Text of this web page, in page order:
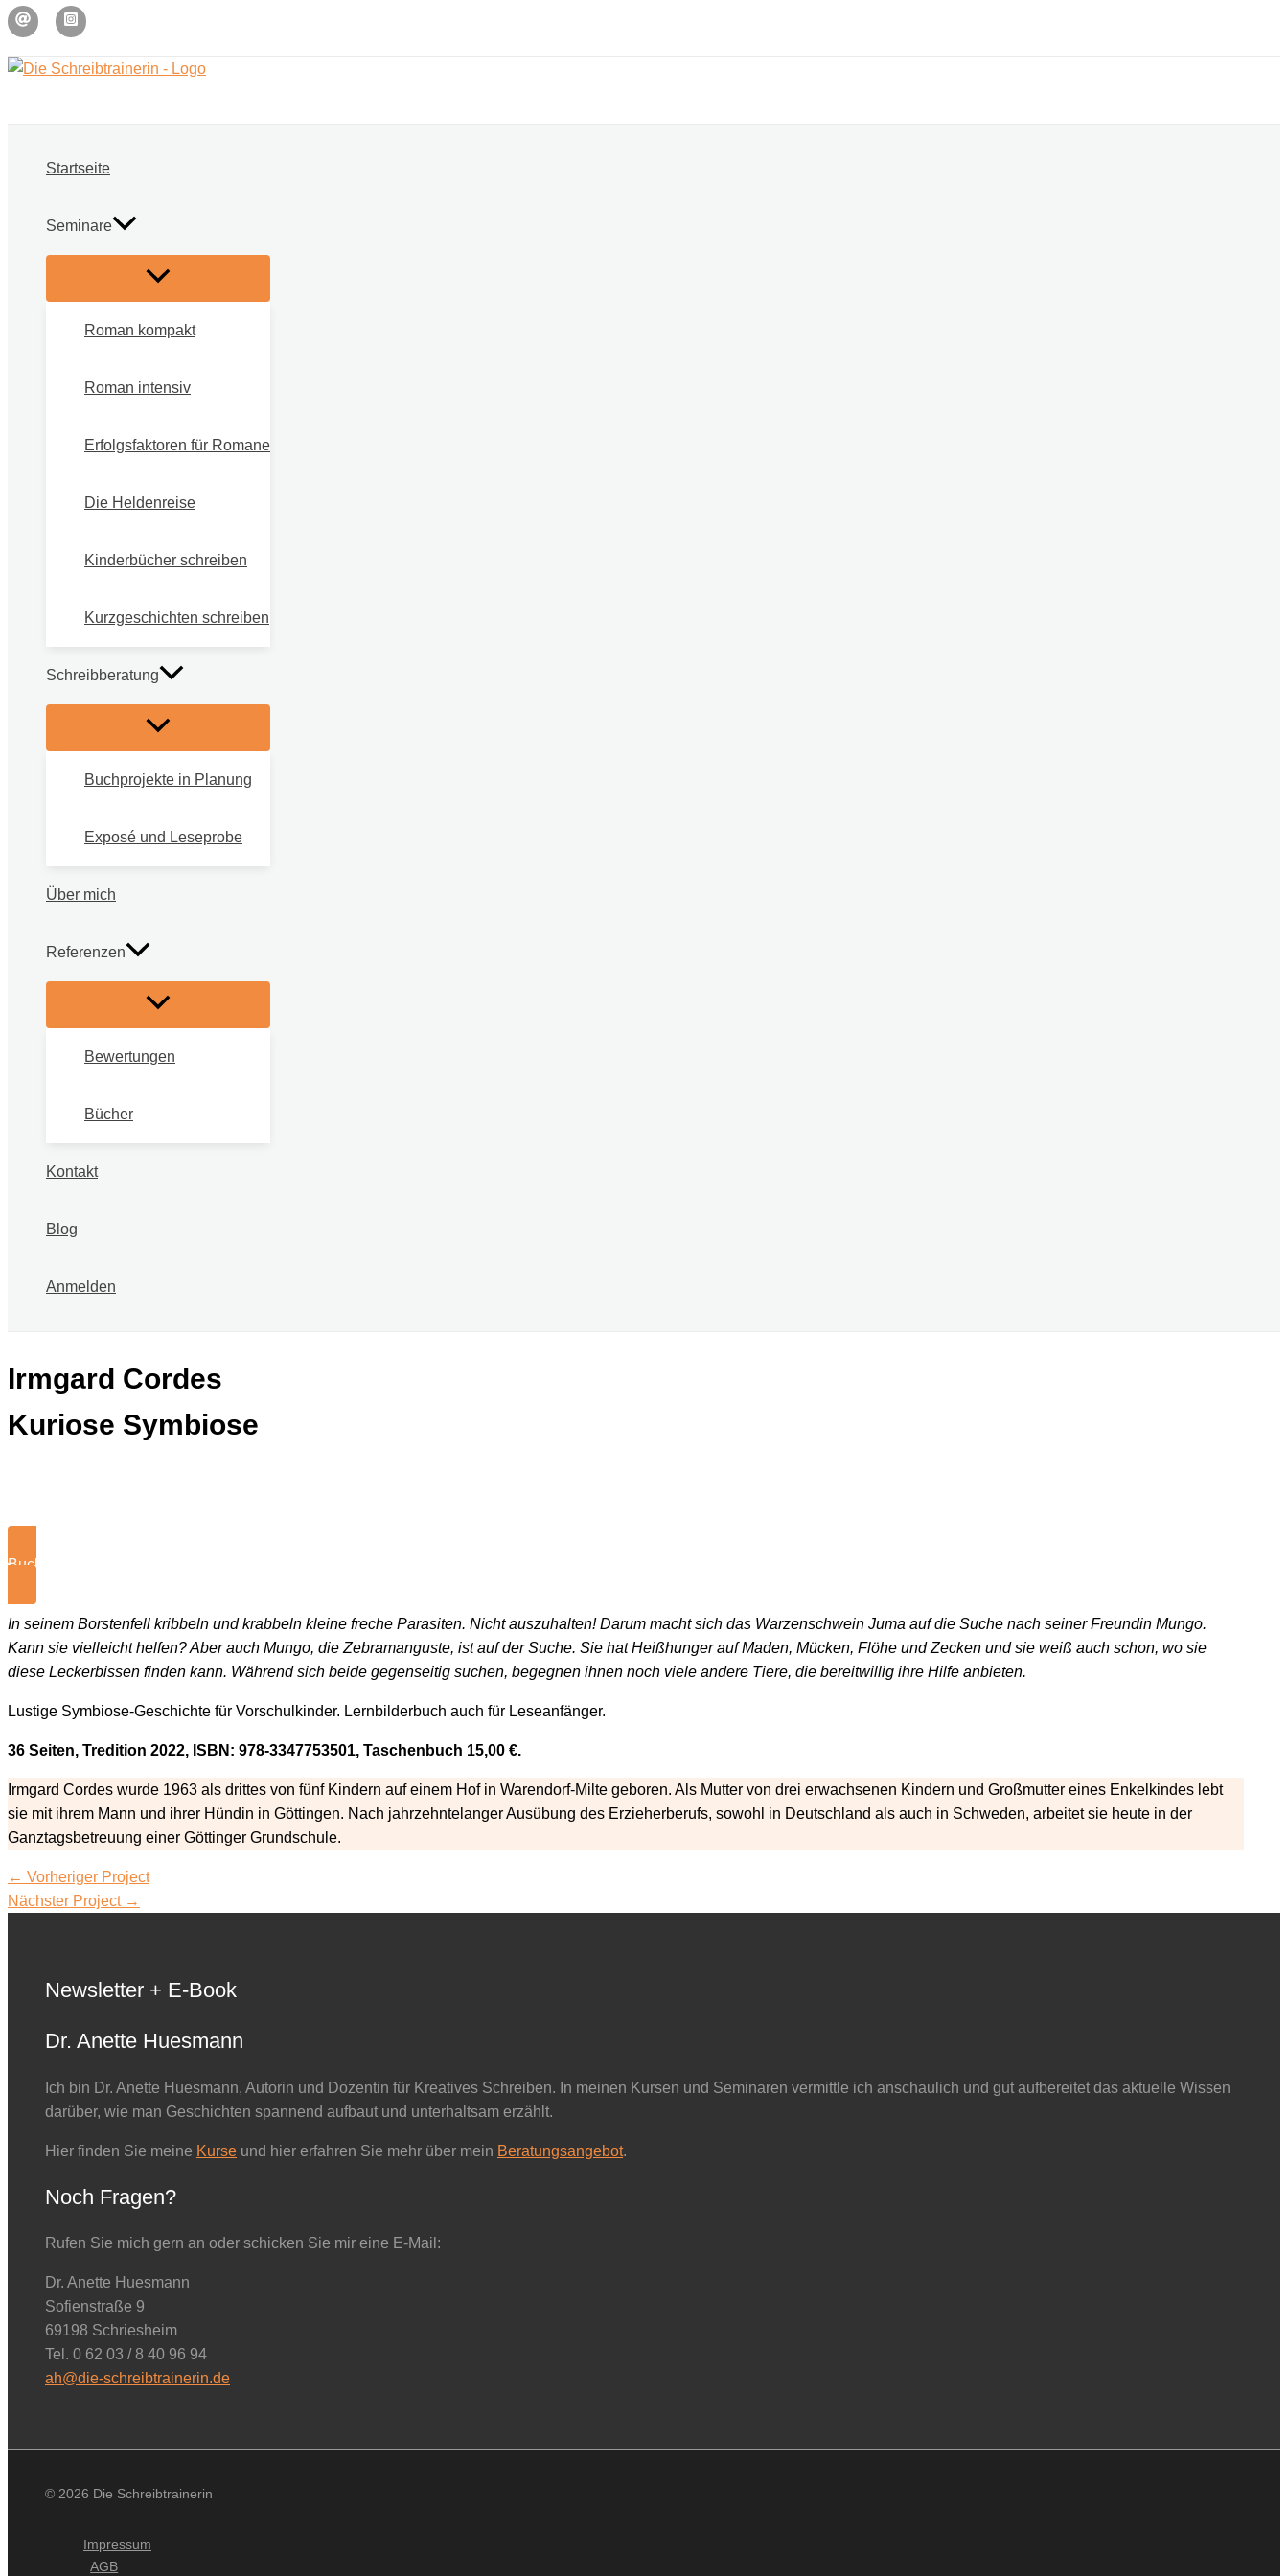
Zum
Inhalt
springen
Startseite
Seminare
Roman kompakt
Roman intensiv
Erfolgsfaktoren für Romane
Die Heldenreise
Kinderbücher schreiben
Kurzgeschichten schreiben
Schreibberatung
Buchprojekte in Planung
Exposé und Leseprobe
Über mich
Referenzen
Bewertungen
Bücher
Kontakt
Blog
Anmelden
Irmgard Cordes
Kuriose Symbiose
Buch kaufen
In seinem Borstenfell kribbeln und krabbeln kleine freche Parasiten. Nicht auszuhalten! Darum macht sich das Warzenschwein Juma auf die Suche nach seiner Freundin Mungo.
Kann sie vielleicht helfen? Aber auch Mungo, die Zebramanguste, ist auf der Suche. Sie hat Heißhunger auf Maden, Mücken, Flöhe und Zecken und sie weiß auch schon, wo sie
diese Leckerbissen finden kann. Während sich beide gegenseitig suchen, begegnen ihnen noch viele andere Tiere, die bereitwillig ihre Hilfe anbieten.
Lustige Symbiose-Geschichte für Vorschulkinder. Lernbilderbuch auch für Leseanfänger.
36 Seiten, Tredition 2022, ISBN: 978-3347753501, Taschenbuch 15,00 €.
Irmgard Cordes wurde 1963 als drittes von fünf Kindern auf einem Hof in Warendorf-Milte geboren. Als Mutter von drei erwachsenen Kindern und Großmutter eines Enkelkindes lebt
sie mit ihrem Mann und ihrer Hündin in Göttingen. Nach jahrzehntelanger Ausübung des Erzieherberufs, sowohl in Deutschland als auch in Schweden, arbeitet sie heute in der
Ganztagsbetreuung einer Göttinger Grundschule.
← Vorheriger Project
Nächster Project →
Newsletter + E-Book
Dr. Anette Huesmann
Ich bin Dr. Anette Huesmann, Autorin und Dozentin für Kreatives Schreiben. In meinen Kursen und Seminaren vermittle ich anschaulich und gut aufbereitet das aktuelle Wissen
darüber, wie man Geschichten spannend aufbaut und unterhaltsam erzählt.
Hier finden Sie meine Kurse und hier erfahren Sie mehr über mein Beratungsangebot.
Noch Fragen?
Rufen Sie mich gern an oder schicken Sie mir eine E-Mail:
Dr. Anette Huesmann
Sofienstraße 9
69198 Schriesheim
Tel. 0 62 03 / 8 40 96 94
ah@die-schreibtrainerin.de
© 2026 Die Schreibtrainerin
Impressum
AGB